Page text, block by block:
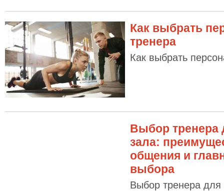
Как выбрать
тренера
Как выбрать
Выбор тренера
зала:
общения и
выбора
Выбор тренера для